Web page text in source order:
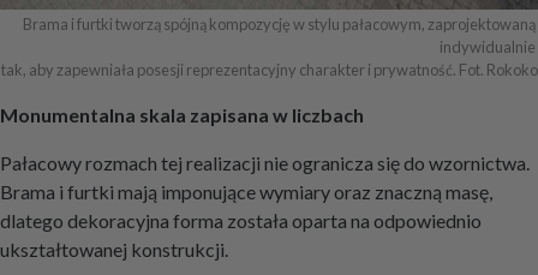
Brama i furtki tworzą spójną kompozycję w stylu pałacowym, zaprojektowaną
indywidualnie
tak, aby zapewniała posesji reprezentacyjny charakter i prywatność. Fot. Rokoko
Monumentalna skala zapisana w liczbach
Pałacowy rozmach tej realizacji nie ogranicza się do wzornictwa.
Brama i furtki mają imponujące wymiary oraz znaczną masę,
dlatego dekoracyjna forma została oparta na odpowiednio
ukształtowanej konstrukcji.